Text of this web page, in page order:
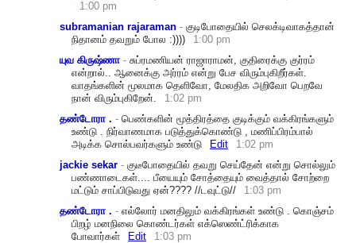
1:00 pm
subramanian rajaraman - குடிபோதையில் செலக்டிவாகத்தான்
நிதானம் தவறும் போல :))))
1:00 pm
யுவ கிருஷ்ணா - சுப்ரமணியன் ராஜாராமன், குதிரைக்கு குர்ரம்
என்றால்.. ஆனைக்கு அர்ரம் என்று பேச விரும்புகிறீர்கள்.
வாதங்களின் மூலமாக தெளிவோ, மேலதிக அறிவோ பெறவே
நான் விரும்புகிறேன்.
1:02 pm
தண்டோரா . - பெண்களின் மூத்திரத்தை குடிக்கும் வக்கிரங்களும்
உண்டு . நிர்வாணமாக படுத்துக்கொண்டு , மணிப்பிரம்பால்
அடிக்க சொல்பவர்களும் உண்டு
Edit
1:02 pm
jackie sekar - குடீபோதையில் தவறு செய்தேன் என்று சொல்லும்
பண்ணாடைகள்.... பீயையும் சோத்தையும் வைத்தால் சோற்றை
மட்டும் சாப்பிடுவது ஏன்???? //டவுட்டு//
1:03 pm
தண்டோரா . - எல்லோர் மனதிலும் வக்கிரங்கள் உண்டு . கொஞ்சம்
பிறழ் மனநிலை கொண்டர்கள் எக்ஸெண்ட்ரிக்காக
போவார்கள்
Edit
1:03 pm